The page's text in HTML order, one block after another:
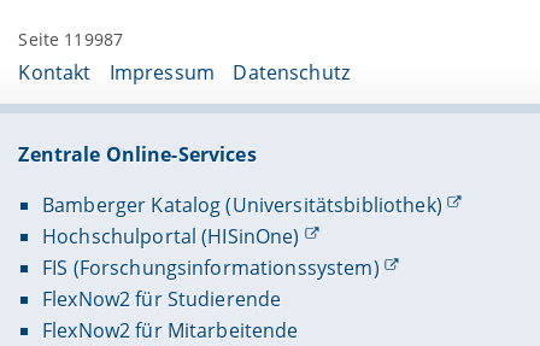
Seite 119987
Kontakt Impressum Datenschutz
Zentrale Online-Services
Bamberger Katalog (Universitätsbibliothek)
Hochschulportal (HISinOne)
FIS (Forschungsinformationssystem)
FlexNow2 für Studierende
FlexNow2 für Mitarbeitende